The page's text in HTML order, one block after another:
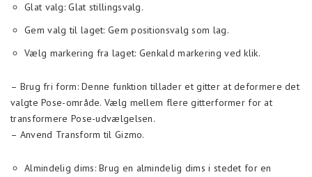
Glat valg: Glat stillingsvalg.
Gem valg til laget: Gem positionsvalg som lag.
Vælg markering fra laget: Genkald markering ved klik.
– Brug fri form: Denne funktion tillader et gitter at deformere det
valgte Pose-område. Vælg mellem flere gitterformer for at
transformere Pose-udvælgelsen.
– Anvend Transform til Gizmo.
Almindelig dims: Brug en almindelig dims i stedet for en